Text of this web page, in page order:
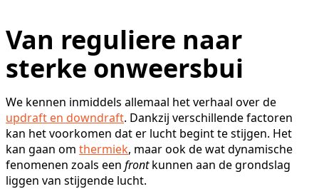
Van reguliere naar
sterke onweersbui
We kennen inmiddels allemaal het verhaal over de
updraft en downdraft. Dankzij verschillende factoren
kan het voorkomen dat er lucht begint te stijgen. Het
kan gaan om thermiek, maar ook de wat dynamische
fenomenen zoals een frontkunnen aan de grondslag
liggen van stijgende lucht.